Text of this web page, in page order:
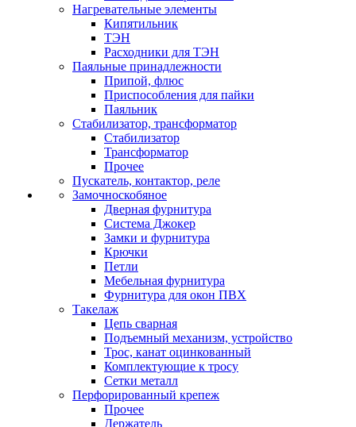
Нагревательные элементы
Кипятильник
ТЭН
Расходники для ТЭН
Паяльные принадлежности
Припой, флюс
Приспособления для пайки
Паяльник
Стабилизатор, трансформатор
Стабилизатор
Трансформатор
Прочее
Пускатель, контактор, реле
Замочноскобяное
Дверная фурнитура
Система Джокер
Замки и фурнитура
Крючки
Петли
Мебельная фурнитура
Фурнитура для окон ПВХ
Такелаж
Цепь сварная
Подъемный механизм, устройство
Трос, канат оцинкованный
Комплектующие к тросу
Сетки металл
Перфорированный крепеж
Прочее
Держатель